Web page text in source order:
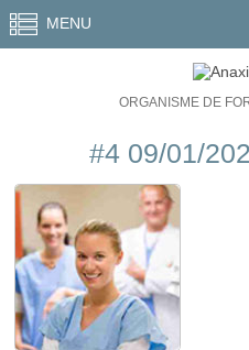
MENU
ORGANISME DE
#4 09/01/